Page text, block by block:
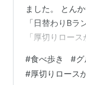
ました。 とん
「日替わりB
「厚切りロー
メニューがお得
から、ロースか
#食べ歩き #グ
#厚切りロース